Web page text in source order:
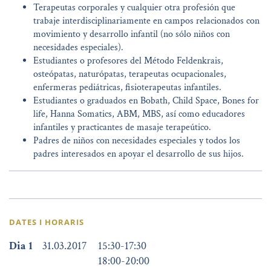
Terapeutas corporales y cualquier otra profesión que
trabaje interdisciplinariamente en campos relacionados con
movimiento y desarrollo infantil (no sólo niños con
necesidades especiales).
Estudiantes o profesores del Método Feldenkrais,
osteópatas, naturópatas, terapeutas ocupacionales,
enfermeras pediátricas, fisioterapeutas infantiles.
Estudiantes o graduados en Bobath, Child Space, Bones for
life, Hanna Somatics, ABM, MBS, así como educadores
infantiles y practicantes de masaje terapeútico.
Padres de niños con necesidades especiales y todos los
padres interesados en apoyar el desarrollo de sus hijos.
DATES I HORARIS
Dia 1 31.03.2017 15:30-17:30
18:00-20:00